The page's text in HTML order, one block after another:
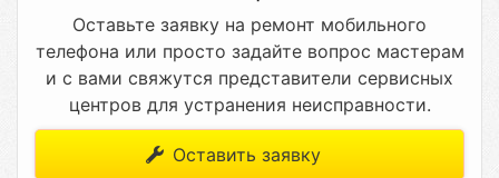
Оставьте заявку на ремонт мобильного
телефона или просто задайте вопрос мастерам
и с вами свяжутся представители сервисных
центров для устранения неисправности.
Оставить заявку